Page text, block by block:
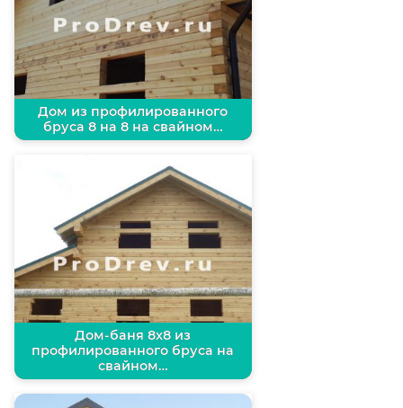
Дом из профилированного
бруса 8 на 8 на свайном…
Дом-баня 8х8 из
профилированного бруса на
свайном…